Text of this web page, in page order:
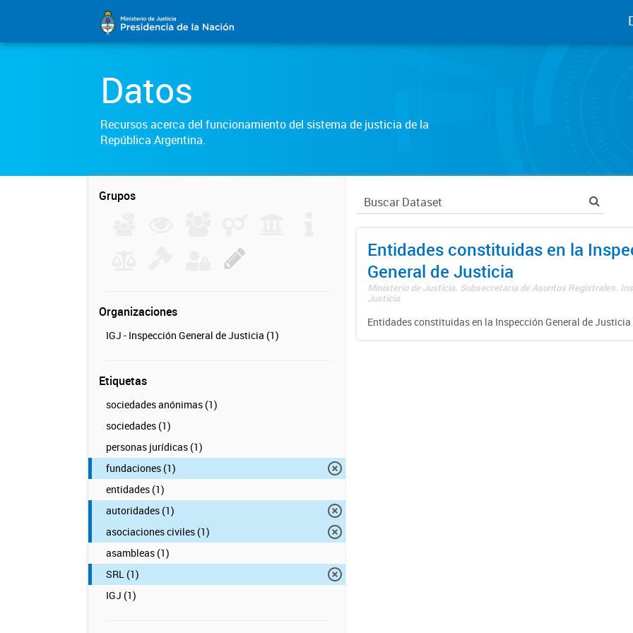
Datos
Recursos acerca del funcionamiento del sistema de justicia de la
República Argentina.
Grupos
Organizaciones
IGJ - Inspección General de Justicia (1)
Etiquetas
sociedades anónimas (1)
sociedades (1)
personas jurídicas (1)
fundaciones (1)
entidades (1)
autoridades (1)
asociaciones civiles (1)
asambleas (1)
SRL (1)
IGJ (1)
Entidades constituidas en la
General de Justicia
Ministerio de Justicia. Subsecretaría de Asuntos Registrales.
Justicia
Entidades constituidas en la Inspección General de Justicia